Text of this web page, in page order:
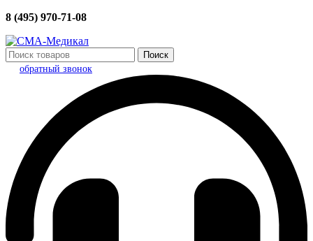
8 (495) 970-71-08
Поиск
обратный звонок